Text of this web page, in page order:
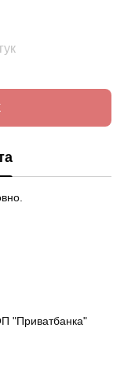
"Приватбанка"